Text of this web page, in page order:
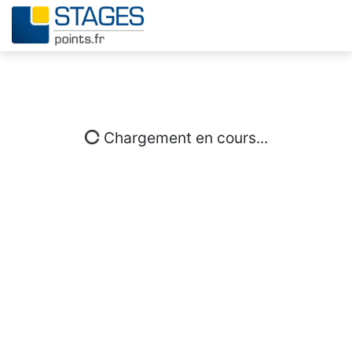
Chargement en cours...